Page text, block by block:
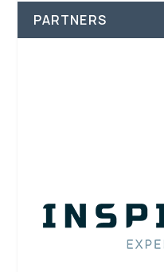
PARTNERS